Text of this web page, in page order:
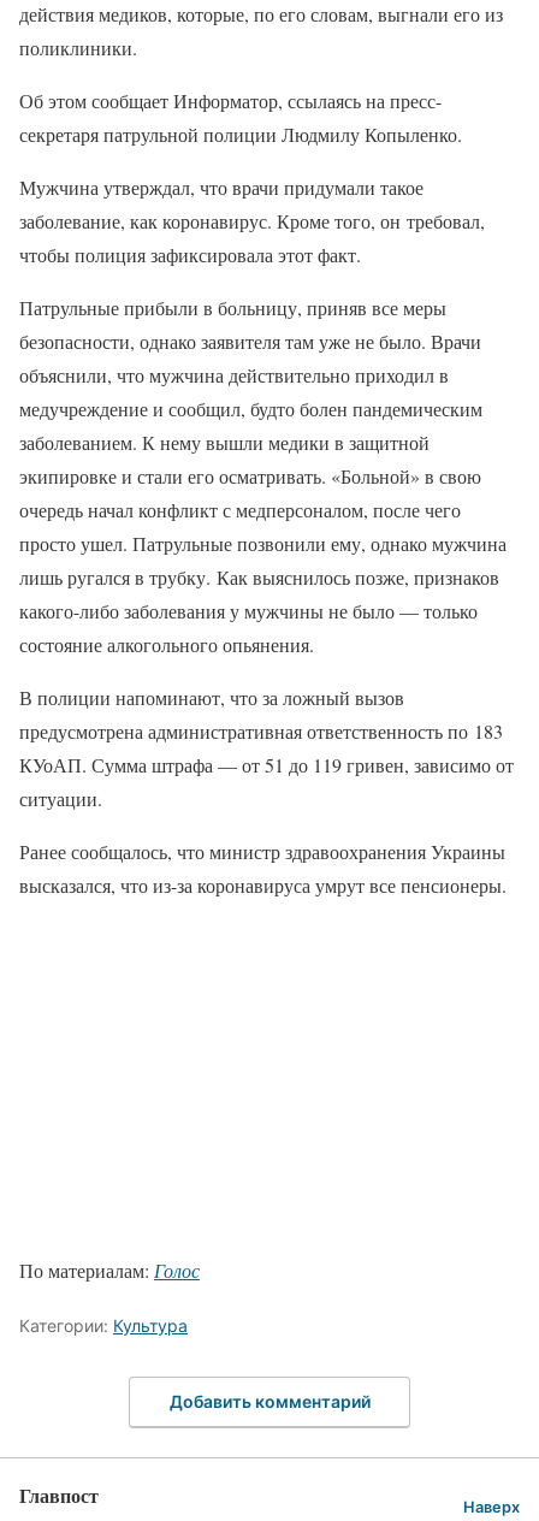
действия медиков, которые, по его словам, выгнали его из
поликлиники.
Об этом сообщает Информатор, ссылаясь на пресс-
секретаря патрульной полиции Людмилу Копыленко.
Мужчина утверждал, что врачи придумали такое
заболевание, как коронавирус. Кроме того, он требовал,
чтобы полиция зафиксировала этот факт.
Патрульные прибыли в больницу, приняв все меры
безопасности, однако заявителя там уже не было. Врачи
объяснили, что мужчина действительно приходил в
медучреждение и сообщил, будто болен пандемическим
заболеванием. К нему вышли медики в защитной
экипировке и стали его осматривать. «Больной» в свою
очередь начал конфликт с медперсоналом, после чего
просто ушел. Патрульные позвонили ему, однако мужчина
лишь ругался в трубку. Как выяснилось позже, признаков
какого-либо заболевания у мужчины не было — только
состояние алкогольного опьянения.
В полиции напоминают, что за ложный вызов
предусмотрена административная ответственность по 183
КУоАП. Сумма штрафа — от 51 до 119 гривен, зависимо от
ситуации.
Ранее сообщалось, что министр здравоохранения Украины
высказался, что из-за коронавируса умрут все пенсионеры.
По материалам: Голос
Категории: Культура
Добавить комментарий
Главпост Наверх